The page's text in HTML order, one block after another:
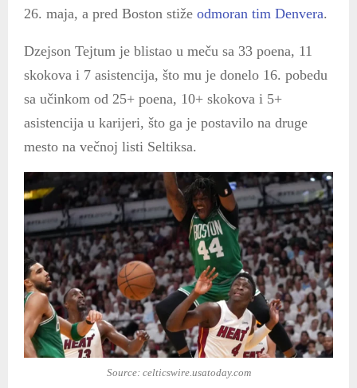
26. maja, a pred Boston stiže odmoran tim Denvera.
Dzejson Tejtum je blistao u meču sa 33 poena, 11
skokova i 7 asistencija, što mu je donelo 16. pobedu
sa učinkom od 25+ poena, 10+ skokova i 5+
asistencija u karijeri, što ga je postavilo na druge
mesto na večnoj listi Seltiksa.
Source: celticswire.usatoday.com